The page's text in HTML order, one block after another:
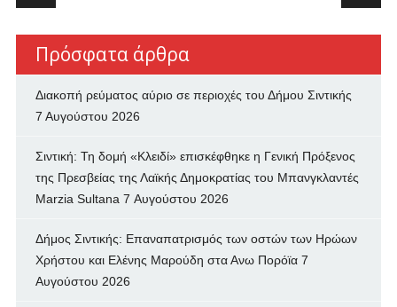
Πρόσφατα άρθρα
Διακοπή ρεύματος αύριο σε περιοχές του Δήμου Σιντικής
7 Αυγούστου 2026
Σιντική: Τη δομή «Κλειδί» επισκέφθηκε η Γενική Πρόξενος
της Πρεσβείας της Λαϊκής Δημοκρατίας του Μπανγκλαντές
Marzia Sultana 7 Αυγούστου 2026
Δήμος Σιντικής: Επαναπατρισμός των oστών των Ηρώων
Χρήστου και Ελένης Μαρούδη στα Ανω Πορόϊα 7
Αυγούστου 2026